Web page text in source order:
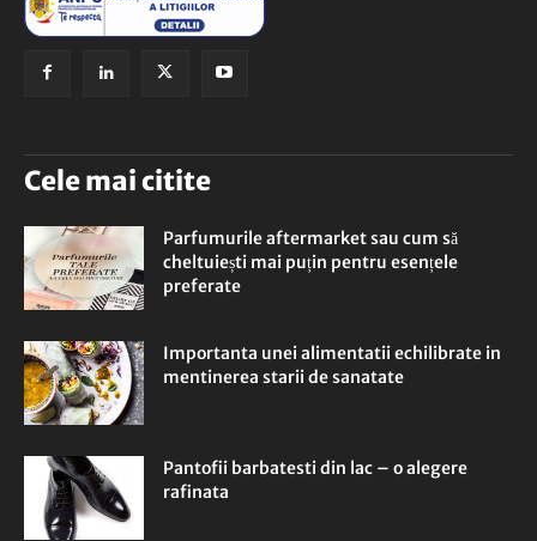
Cele mai citite
Parfumurile aftermarket sau cum să
cheltuiești mai puțin pentru esențele
preferate
Importanta unei alimentatii echilibrate in
mentinerea starii de sanatate
Pantofii barbatesti din lac – o alegere
rafinata